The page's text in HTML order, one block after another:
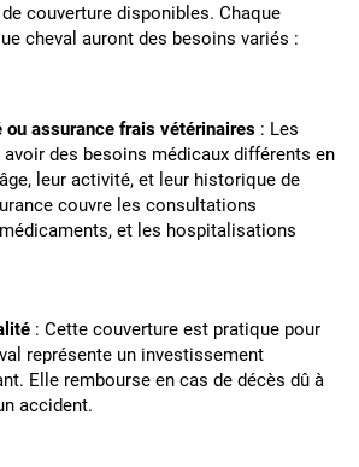
couverture disponibles. Chaque
cheval auront des besoins variés :
ou assurance frais vétérinaires : Les
avoir des besoins médicaux différents en
leur activité, et leur historique de
couvre les consultations
et les hospitalisations
: Cette couverture est pratique pour
représente un investissement
Elle rembourse en cas de décès dû à
accident.